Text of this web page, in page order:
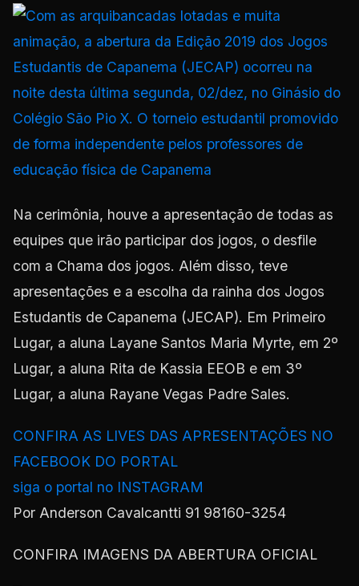
Na cerimônia, houve a apresentação de todas as
equipes que irão participar dos jogos, o desfile
com a Chama dos jogos. Além disso, teve
apresentações e a escolha da rainha dos Jogos
Estudantis de Capanema (JECAP). Em Primeiro
Lugar, a aluna Layane Santos Maria Myrte, em 2º
Lugar, a aluna Rita de Kassia EEOB e em 3º
Lugar, a aluna Rayane Vegas Padre Sales.
CONFIRA AS LIVES DAS APRESENTAÇÕES NO
FACEBOOK DO PORTAL
siga o portal no INSTAGRAM
Por Anderson Cavalcantti 91 98160-3254
CONFIRA IMAGENS DA ABERTURA OFICIAL